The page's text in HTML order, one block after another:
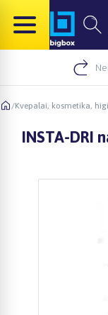
/Kvepalai, kosmetika,
INSTA-DRI